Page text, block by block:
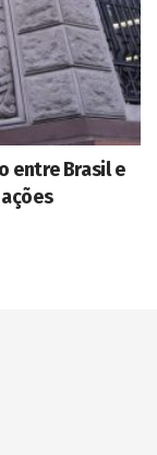
entre Brasil e